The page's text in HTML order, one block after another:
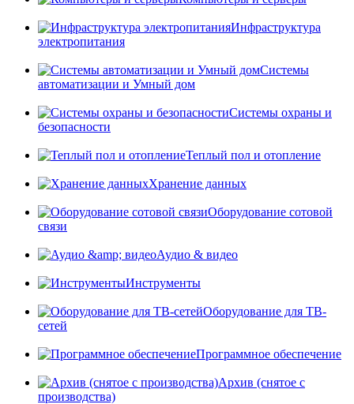
Инфраструктура
электропитания
Системы
автоматизации и Умный дом
Системы охраны и
безопасности
Теплый пол и отопление
Хранение данных
Оборудование сотовой
связи
Аудио & видео
Инструменты
Оборудование для ТВ-
сетей
Программное обеспечение
Архив (снятое с
производства)